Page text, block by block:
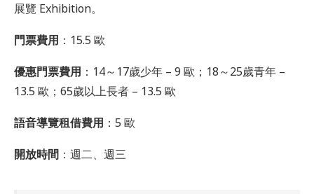
展覽 Exhibition。
門票費用 ：15.5 歐
優惠門票費用 ：14～17歲少年 – 9 歐；18～25歲青年 –
13.5 歐；65歲以上長者 – 13.5 歐
語音導覽租借費用 ：5 歐
開放時間 ：週二、週三